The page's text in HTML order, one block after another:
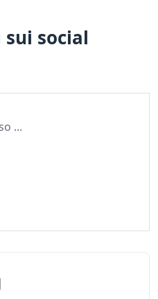
social
...